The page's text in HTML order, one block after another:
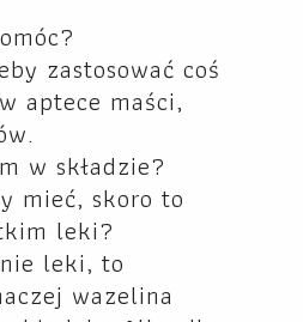
zastosować coś
aptece maści,
w składzie?
mieć, skoro to
leki?
leki, to
wazelina